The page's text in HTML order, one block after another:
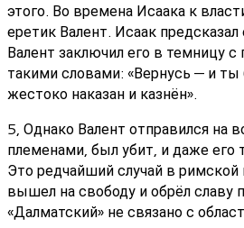
этого. Во времена Исаака к
еретик Валент. Исаак
Валент заключил его в темницу с
такими словами: «Вернусь — и
жестоко наказан и казнён».
5, Однако Валент отправился на
племенами, был убит, и даже его
Это редчайший случай в
вышел на свободу и обрёл славу
«Далматский» не связано с